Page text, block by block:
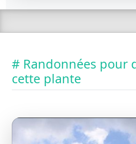
# Randonnées pour
cette plante